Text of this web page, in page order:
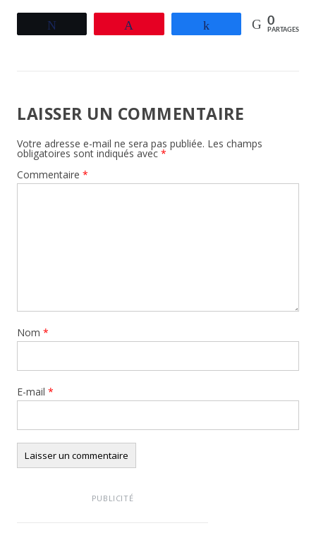
Partagez 0
PARTAGES
LAISSER UN COMMENTAIRE
Votre adresse e-mail ne sera pas publiée. Les champs
obligatoires sont indiqués avec *
Commentaire *
Nom *
E-mail *
PUBLICITÉ